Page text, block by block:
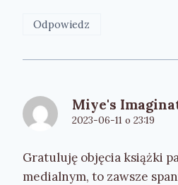
Odpowiedz
Miye's
2023-06-11 o 23:19
Gratuluję objęcia książki
medialnym, to zawsze